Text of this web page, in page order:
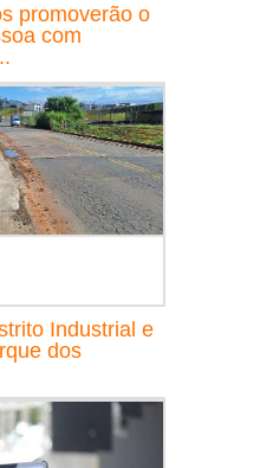
promoverão o
com
Industrial e
dos